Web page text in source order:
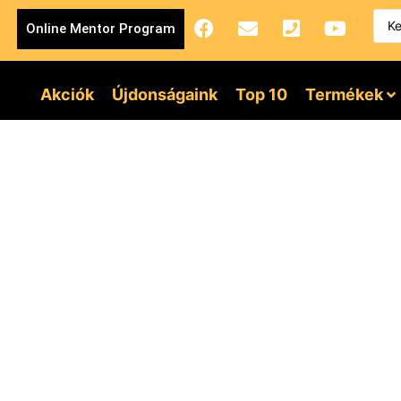
Online Mentor Program
Akciók Újdonságaink Top 10 Termékek